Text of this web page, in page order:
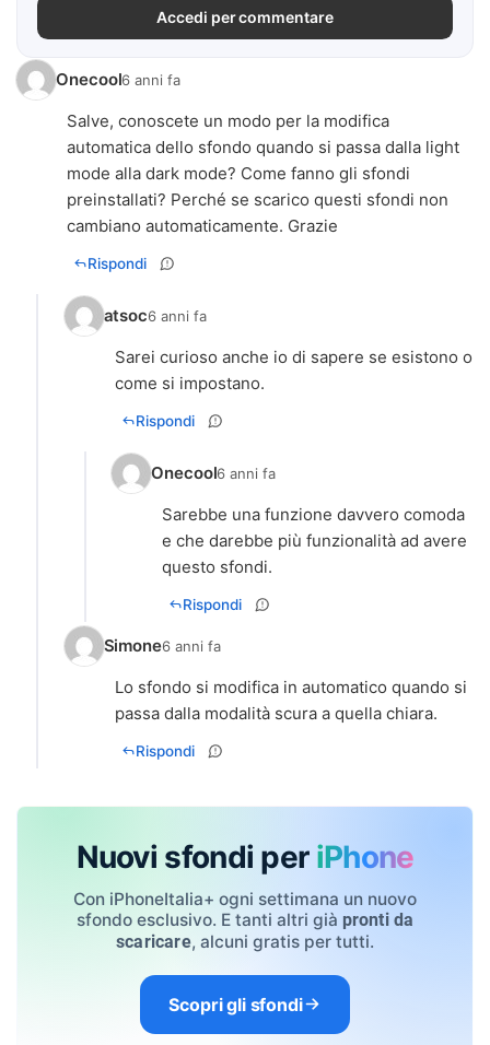
Accedi per commentare
Onecool6 anni fa
Salve, conoscete un modo per la modifica
automatica dello sfondo quando si passa dalla light
mode alla dark mode? Come fanno gli sfondi
preinstallati? Perché se scarico questi sfondi non
cambiano automaticamente. Grazie
Rispondi
atsoc6 anni fa
Sarei curioso anche io di sapere se esistono o
come si impostano.
Rispondi
Onecool6 anni fa
Sarebbe una funzione davvero comoda
e che darebbe più funzionalità ad avere
questo sfondi.
Rispondi
Simone6 anni fa
Lo sfondo si modifica in automatico quando si
passa dalla modalità scura a quella chiara.
Rispondi
Nuovi sfondi per iPhone
Con iPhoneItalia+ ogni settimana un nuovo
sfondo esclusivo. E tanti altri già pronti da
scaricare, alcuni gratis per tutti.
Scopri gli sfondi